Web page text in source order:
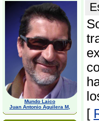
Mundo Laico
Juan Antonio Aguilera M,
[